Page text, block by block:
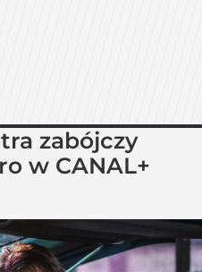
zabójczy
w CANAL+